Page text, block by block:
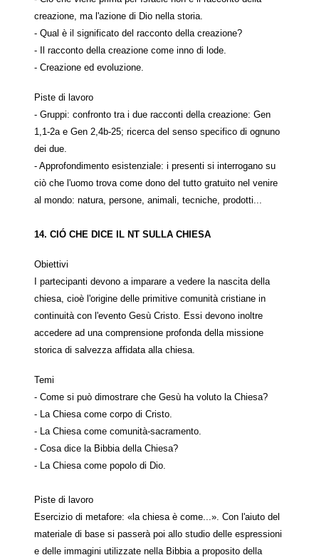
creazione, ma l'azione di Dio nella storia.
- Qual è il significato del racconto della creazione?
- Il racconto della creazione come inno di lode.
- Creazione ed evoluzione.
Piste di lavoro
- Gruppi: confronto tra i due racconti della creazione: Gen
1,1-2a e Gen 2,4b-25; ricerca del senso specifico di ognuno
dei due.
- Approfondimento esistenziale: i presenti si interrogano su
ciò che l'uomo trova come dono del tutto gratuito nel venire
al mondo: natura, persone, animali, tecniche, prodotti...
14. CIÓ CHE DICE IL NT SULLA CHIESA
Obiettivi
I partecipanti devono a imparare a vedere la nascita della
chiesa, cioè l'origine delle primitive comunità cristiane in
continuità con l'evento Gesù Cristo. Essi devono inoltre
accedere ad una comprensione profonda della missione
storica di salvezza affidata alla chiesa.
Temi
- Come si può dimostrare che Gesù ha voluto la Chiesa?
- La Chiesa come corpo di Cristo.
- La Chiesa come comunità-sacramento.
- Cosa dice la Bibbia della Chiesa?
- La Chiesa come popolo di Dio.
Piste di lavoro
Esercizio di metafore: «la chiesa è come...». Con l'aiuto del
materiale di base si passerà poi allo studio delle espressioni
e delle immagini utilizzate nella Bibbia a proposito della